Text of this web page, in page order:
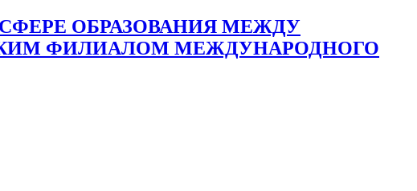
ОБРАЗОВАНИЯ МЕЖДУ
ФИЛИАЛОМ МЕЖДУНАРОДНОГО